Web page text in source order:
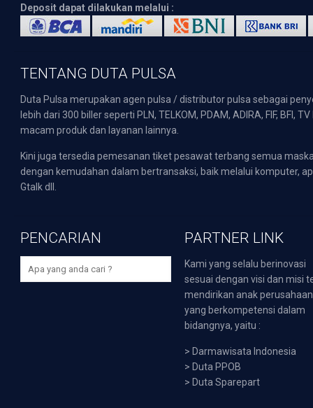
Deposit dapat dilakukan melalui :
TENTANG DUTA PULSA
Duta Pulsa merupakan agen pulsa / distributor pulsa sebagai
lebih dari 300 biller seperti PLN, TELKOM, PDAM, ADIRA, FIF,
macam produk dan layanan lainnya.
Kini juga tersedia pemesanan tiket pesawat terbang semua
dengan kemudahan dalam bertransaksi, baik melalui komputer,
Gtalk dll.
PENCARIAN PARTNER LINK
Kami yang selalu berinovasi
sesuai dengan visi dan misi
mendirikan anak perusahaan
yang berkompetensi dalam
bidangnya, yaitu :
> Darmawisata Indonesia
> Duta PPOB
> Duta Sparepart